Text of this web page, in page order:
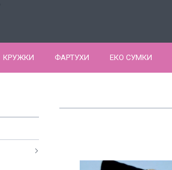
КРУЖКИ ФАРТУХИ ЕКО СУМКИ